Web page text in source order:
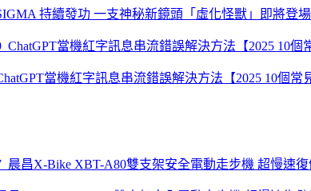
持續發功 一支神秘新鏡頭「虛化怪獸」即將登場
當機紅字訊息串流錯誤解決方法【2025 10個